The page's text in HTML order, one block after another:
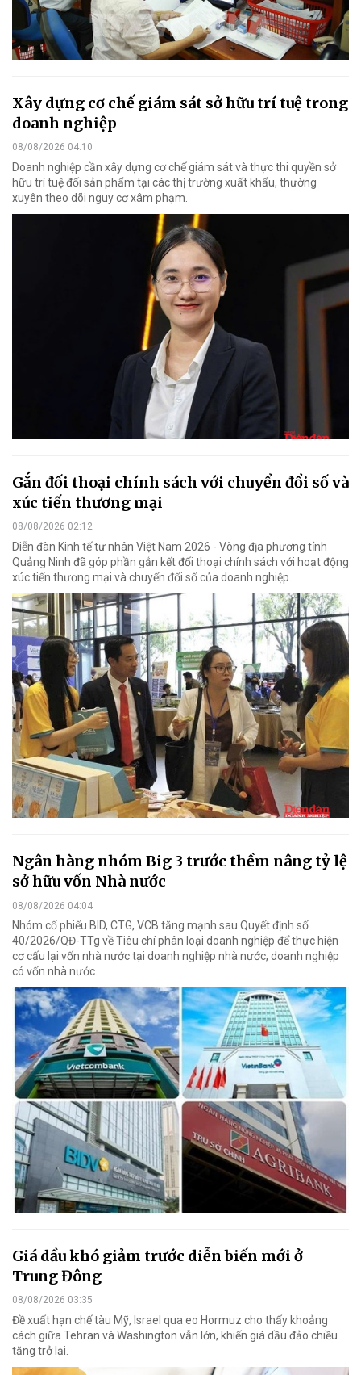
Xây dựng cơ chế giám sát sở hữu trí tuệ trong
doanh nghiệp
08/08/2026 04:10
Doanh nghiệp cần xây dựng cơ chế giám sát và thực thi quyền sở
hữu trí tuệ đối sản phẩm tại các thị trường xuất khẩu, thường
xuyên theo dõi nguy cơ xâm phạm.
Gắn đối thoại chính sách với chuyển đổi số và
xúc tiến thương mại
08/08/2026 02:12
Diễn đàn Kinh tế tư nhân Việt Nam 2026 - Vòng địa phương tỉnh
Quảng Ninh đã góp phần gắn kết đối thoại chính sách với hoạt động
xúc tiến thương mại và chuyển đổi số của doanh nghiệp.
Ngân hàng nhóm Big 3 trước thềm nâng tỷ lệ
sở hữu vốn Nhà nước
08/08/2026 04:04
Nhóm cổ phiếu BID, CTG, VCB tăng mạnh sau Quyết định số
40/2026/QĐ-TTg về Tiêu chí phân loại doanh nghiệp để thực hiện
cơ cấu lại vốn nhà nước tại doanh nghiệp nhà nước, doanh nghiệp
có vốn nhà nước.
Giá dầu khó giảm trước diễn biến mới ở
Trung Đông
08/08/2026 03:35
Đề xuất hạn chế tàu Mỹ, Israel qua eo Hormuz cho thấy khoảng
cách giữa Tehran và Washington vẫn lớn, khiến giá dầu đảo chiều
tăng trở lại.